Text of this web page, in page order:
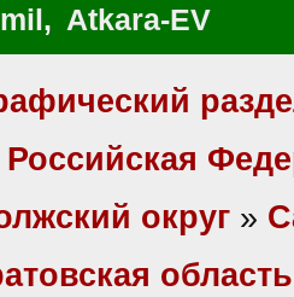
, Atkara-EV
Российская
округ »